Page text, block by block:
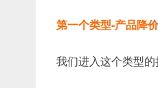
第一个类型-产品降
我们进入这个类型